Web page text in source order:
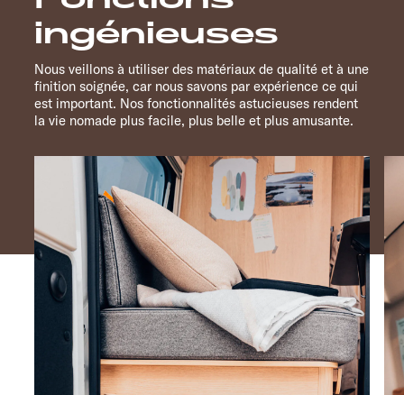
ingénieuses
Nous veillons à utiliser des matériaux de qualité et à une
finition soignée, car nous savons par expérience ce qui
est important. Nos fonctionnalités astucieuses rendent
la vie nomade plus facile, plus belle et plus amusante.